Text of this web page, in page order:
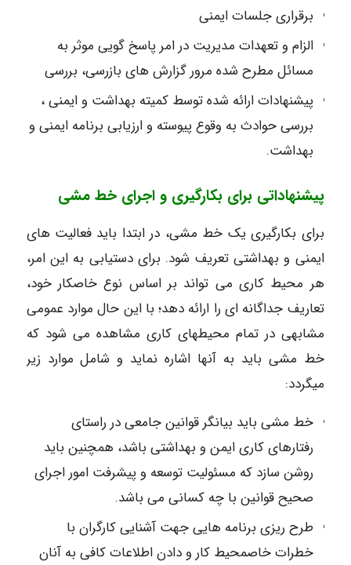
برقراری جلسات ایمنی
الزام و تعهدات مدیریت در امر پاسخ گویی موثر به
مسائل مطرح شده مرور گزارش های بازرسی، بررسی
پیشنهادات ارائه شده توسط کمیته بهداشت و ایمنی ،
بررسی حوادث به وقوع پیوسته و ارزیابی برنامه ایمنی و
بهداشت.
پیشنهاداتی برای بکارگیری و اجرای خط مشی
برای بکارگیری یک خط مشی، در ابتدا باید فعالیت های
ایمنی و بهداشتی تعریف شود. برای دستیابی به این امر،
هر محیط کاری می تواند بر اساس نوع خاصکار خود،
تعاریف جداگانه ای را ارائه دهد؛ با این حال موارد عمومی
مشابهی در تمام محیطهای کاری مشاهده می شود که
خط مشی باید به آنها اشاره نماید و شامل موارد زیر
میگردد:
خط مشی باید بیانگر قوانین جامعی در راستای
رفتارهای کاری ایمن و بهداشتی باشد، همچنین باید
روشن سازد که مسئولیت توسعه و پیشرفت امور اجرای
صحیح قوانین با چه کسانی می باشد.
طرح ریزی برنامه هایی جهت آشنایی کارگران با
خطرات خاصمحیط کار و دادن اطلاعات کافی به آنان